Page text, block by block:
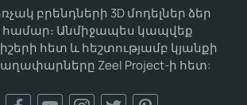
բրենդների 3D մոդելներ ձեր
համար։ Անմիջապես կապվեք
հետ և հեշտությամբ կյանքի
Zeel Project-ի հետ: